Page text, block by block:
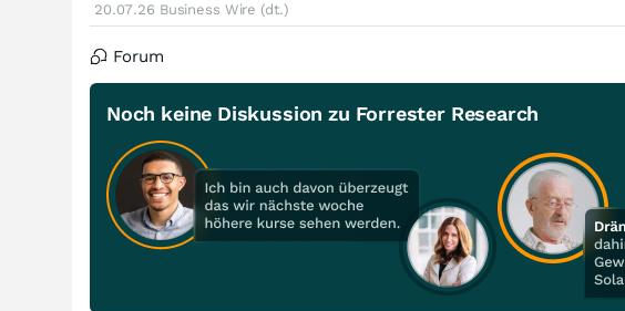
20.07.26 Business Wire (dt.)
Forum
Noch keine Diskussion zu Forrester Research